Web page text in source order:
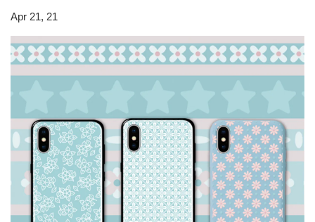
Apr 21, 21